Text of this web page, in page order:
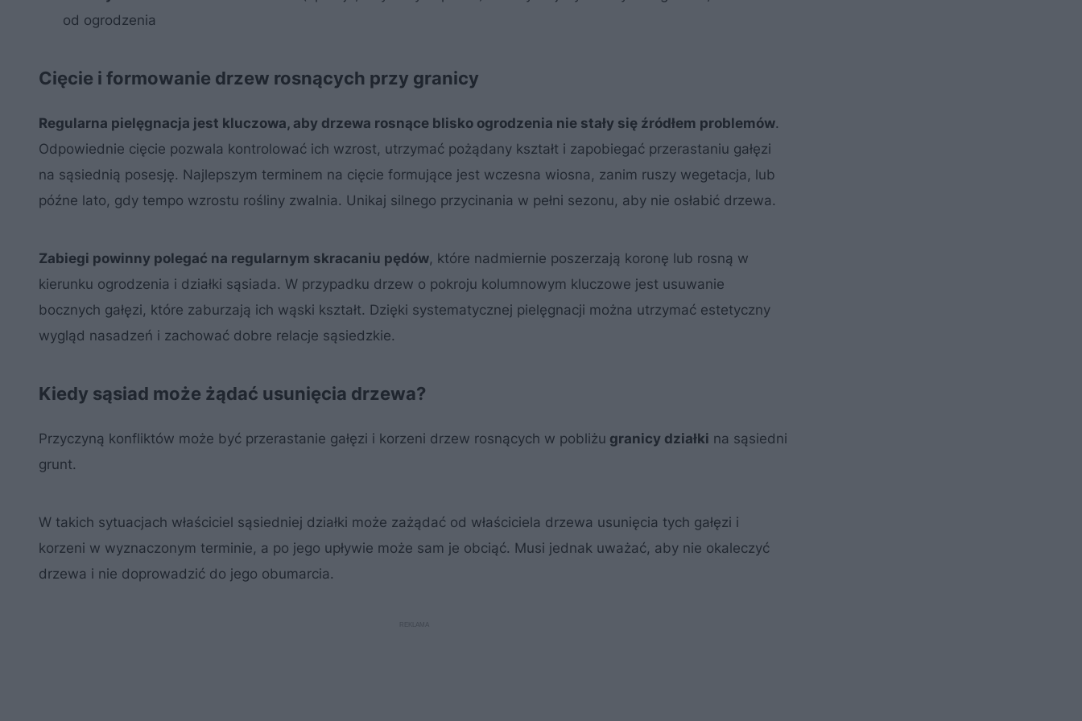
od ogrodzenia
Cięcie i formowanie drzew rosnących przy granicy
Regularna pielęgnacja jest kluczowa, aby drzewa rosnące blisko ogrodzenia nie stały się źródłem problemów.
Odpowiednie cięcie pozwala kontrolować ich wzrost, utrzymać pożądany kształt i zapobiegać przerastaniu gałęzi
na sąsiednią posesję. Najlepszym terminem na cięcie formujące jest wczesna wiosna, zanim ruszy wegetacja, lub
późne lato, gdy tempo wzrostu rośliny zwalnia. Unikaj silnego przycinania w pełni sezonu, aby nie osłabić drzewa.
Zabiegi powinny polegać na regularnym skracaniu pędów, które nadmiernie poszerzają koronę lub rosną w
kierunku ogrodzenia i działki sąsiada. W przypadku drzew o pokroju kolumnowym kluczowe jest usuwanie
bocznych gałęzi, które zaburzają ich wąski kształt. Dzięki systematycznej pielęgnacji można utrzymać estetyczny
wygląd nasadzeń i zachować dobre relacje sąsiedzkie.
Kiedy sąsiad może żądać usunięcia drzewa?
Przyczyną konfliktów może być przerastanie gałęzi i korzeni drzew rosnących w pobliżu granicy działki na sąsiedni
grunt.
W takich sytuacjach właściciel sąsiedniej działki może zażądać od właściciela drzewa usunięcia tych gałęzi i
korzeni w wyznaczonym terminie, a po jego upływie może sam je obciąć. Musi jednak uważać, aby nie okaleczyć
drzewa i nie doprowadzić do jego obumarcia.